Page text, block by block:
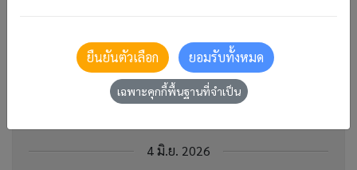
ความปลอดภัยของแขก: เรื่องที่
โรงแรมไม่ควรมองข้าม และ 7
มาตรการที่ควรมีในปี 2026
4 มิ.ย. 2026
ยืนยันตัวเลือก ยอมรับทั้งหมด
เฉพาะคุกกี้พื้นฐานที่จำเป็น